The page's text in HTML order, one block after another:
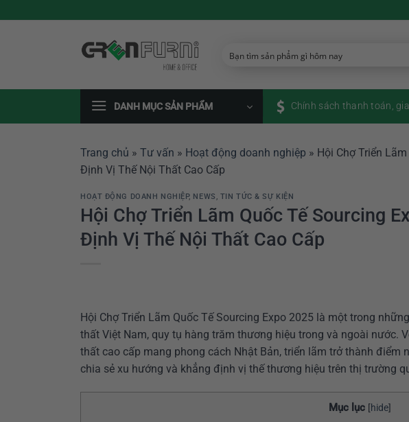
DANH MỤC SẢN PHẨM Chính sách thanh toán,
Trang chủ » Tư vấn » Hoạt động doanh nghiệp » Hội Chợ Triển
Định Vị Thế Nội Thất Cao Cấp
HOẠT ĐỘNG DOANH NGHIỆP, NEWS , TIN TỨC & SỰ KIỆN
Hội Chợ Triển Lãm Quốc Tế Sourcing
Định Vị Thế Nội Thất Cao Cấp
Hội Chợ Triển Lãm Quốc Tế Sourcing Expo 2025 là một trong
thất Việt Nam, quy tụ hàng trăm thương hiệu trong và ngoài nước.
thất cao cấp mang phong cách Nhật Bản, triển lãm trở thành điểm
chia sẻ xu hướng và khẳng định vị thế thương hiệu trên thị trường
Mục lục [hide]